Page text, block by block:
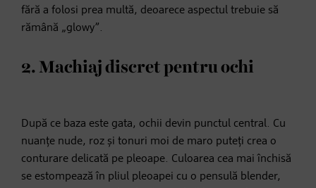
fără a folosi prea multă, deoarece aspectul trebuie să
rămână „glowy”.
2. Machiaj discret pentru ochi
După ce baza este gata, ochii devin punctul central. Cu
nuanțe nude, roz și tonuri moi de maro puteți crea o
conturare delicată pe pleoape. Culoarea cea mai închisă
se estompează în pliul pleoapei cu o pensulă blender,